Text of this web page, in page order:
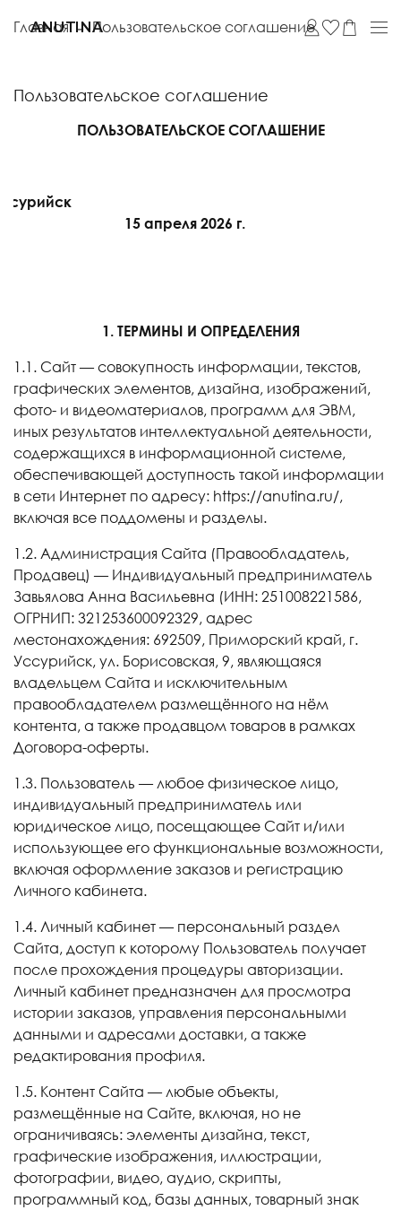
ANUTINA
Главная Пользовательское соглашение
Пользовательское соглашение
ПОЛЬЗОВАТЕЛЬСКОЕ СОГЛАШЕНИЕ
15 апреля 2026 г.
1. ТЕРМИНЫ И ОПРЕДЕЛЕНИЯ
1.1. Сайт — совокупность информации, текстов,
графических элементов, дизайна, изображений,
фото- и видеоматериалов, программ для ЭВМ,
иных результатов интеллектуальной деятельности,
содержащихся в информационной системе,
обеспечивающей доступность такой информации
в сети Интернет по адресу: https://anutina.ru/,
включая все поддомены и разделы.
1.2. Администрация Сайта (Правообладатель,
Продавец) — Индивидуальный предприниматель
Завьялова Анна Васильевна (ИНН: 251008221586,
ОГРНИП: 321253600092329, адрес
местонахождения: 692509, Приморский край, г.
Уссурийск, ул. Борисовская, 9, являющаяся
владельцем Сайта и исключительным
правообладателем размещённого на нём
контента, а также продавцом товаров в рамках
Договора-оферты.
1.3. Пользователь — любое физическое лицо,
индивидуальный предприниматель или
юридическое лицо, посещающее Сайт и/или
использующее его функциональные возможности,
включая оформление заказов и регистрацию
Личного кабинета.
1.4. Личный кабинет — персональный раздел
Сайта, доступ к которому Пользователь получает
после прохождения процедуры авторизации.
Личный кабинет предназначен для просмотра
истории заказов, управления персональными
данными и адресами доставки, а также
редактирования профиля.
1.5. Контент Сайта — любые объекты,
размещённые на Сайте, включая, но не
ограничиваясь: элементы дизайна, текст,
графические изображения, иллюстрации,
фотографии, видео, аудио, скрипты,
программный код, базы данных, товарный знак